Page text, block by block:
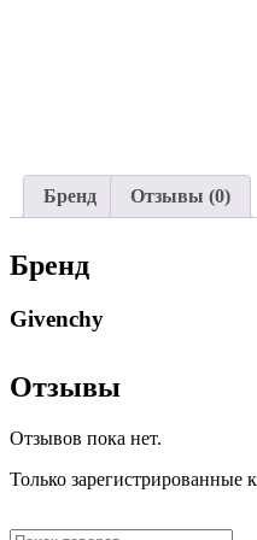
Бренд Отзывы (0)
Бренд
Givenchy
Отзывы
Отзывов пока нет.
Только